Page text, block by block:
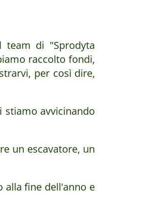
team di "Sprodyta
raccolto fondi,
per così dire,
stiamo avvicinando
un escavatore, un
alla fine dell'anno e